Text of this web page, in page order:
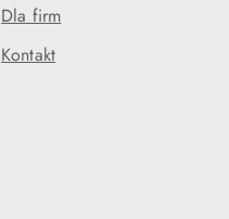
Dla firm
Kontakt